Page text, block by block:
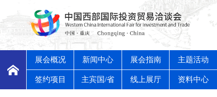
展会概况 新闻中心 展会指南 主题活动
签约项目 主宾国/省 线上展厅 资料中心